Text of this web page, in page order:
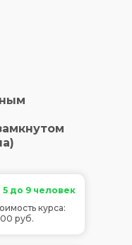
5 до 9 человек
курса:
руб.